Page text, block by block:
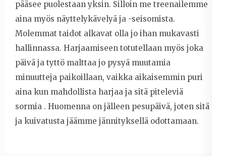
pääsee puolestaan yksin. Silloin me treenailemme
aina myös näyttelykävelyä ja -seisomista.
Molemmat taidot alkavat olla jo ihan mukavasti
hallinnassa. Harjaamiseen totutellaan myös joka
päivä ja tyttö malttaa jo pysyä muutamia
minuutteja paikoillaan, vaikka aikaisemmin puri
aina kun mahdollista harjaa ja sitä piteleviä
sormia . Huomenna on jälleen pesupäivä, joten sitä
ja kuivatusta jäämme jännityksellä odottamaan.